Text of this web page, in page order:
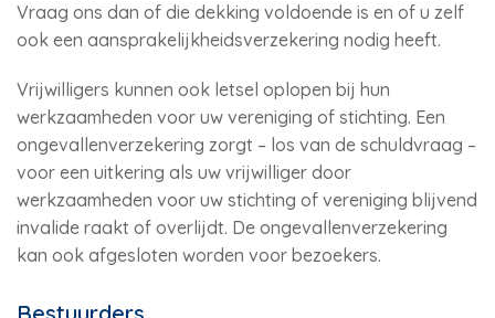
Vraag ons dan of die dekking voldoende is en of u zelf
ook een aansprakelijkheidsverzekering nodig heeft.
Vrijwilligers kunnen ook letsel oplopen bij hun
werkzaamheden voor uw vereniging of stichting. Een
ongevallenverzekering zorgt – los van de schuldvraag –
voor een uitkering als uw vrijwilliger door
werkzaamheden voor uw stichting of vereniging blijvend
invalide raakt of overlijdt. De ongevallenverzekering
kan ook afgesloten worden voor bezoekers.